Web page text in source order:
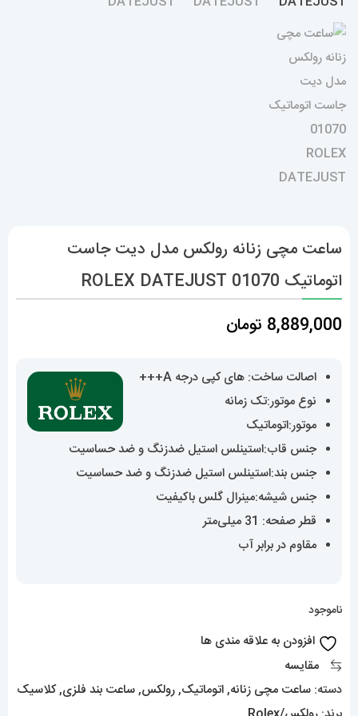
ساعت مچی زنانه رولکس مدل دیت جاست
اتوماتیک 01070 ROLEX DATEJUST
8,889,000 تومان
اصالت ساخت: های کپی درجه A+++
نوع موتور:تک زمانه
موتور:اتوماتیک
جنس قاب:استینلس استیل ضدزنگ و ضد حساسیت
جنس بند:استینلس استیل ضدزنگ و ضد حساسیت
جنس شیشه:مینرال گلس باکیفیت
قطر صفحه: 31 میلی‌متر
مقاوم در برابر آب
ناموجود
افزودن به علاقه مندی ها
مقایسه
دسته: ساعت مچی زنانه,اتوماتیک,رولکس,ساعت بند فلزی,کلاسیک